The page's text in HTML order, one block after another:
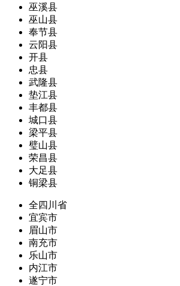
巫溪县
巫山县
奉节县
云阳县
开县
忠县
武隆县
垫江县
丰都县
城口县
梁平县
璧山县
荣昌县
大足县
铜梁县
全四川省
宜宾市
眉山市
南充市
乐山市
内江市
遂宁市